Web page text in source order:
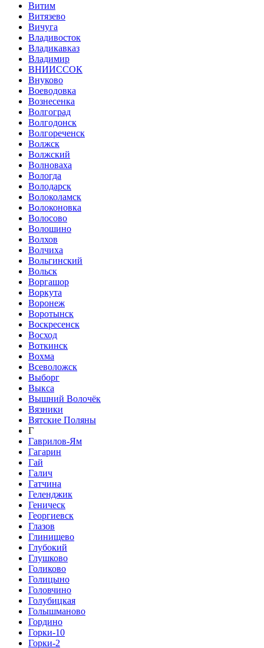
Витим
Витязево
Вичуга
Владивосток
Владикавказ
Владимир
ВНИИССОК
Внуково
Воеводовка
Вознесенка
Волгоград
Волгодонск
Волгореченск
Волжск
Волжский
Волноваха
Вологда
Володарск
Волоколамск
Волоконовка
Волосово
Волошино
Волхов
Волчиха
Вольгинский
Вольск
Воргашор
Воркута
Воронеж
Воротынск
Воскресенск
Восход
Воткинск
Вохма
Всеволожск
Выборг
Выкса
Вышний Волочёк
Вязники
Вятские Поляны
Г
Гаврилов-Ям
Гагарин
Гай
Галич
Гатчина
Геленджик
Геническ
Георгиевск
Глазов
Глинищево
Глубокий
Глушково
Голиково
Голицыно
Головчино
Голубицкая
Голышманово
Гордино
Горки-10
Горки-2